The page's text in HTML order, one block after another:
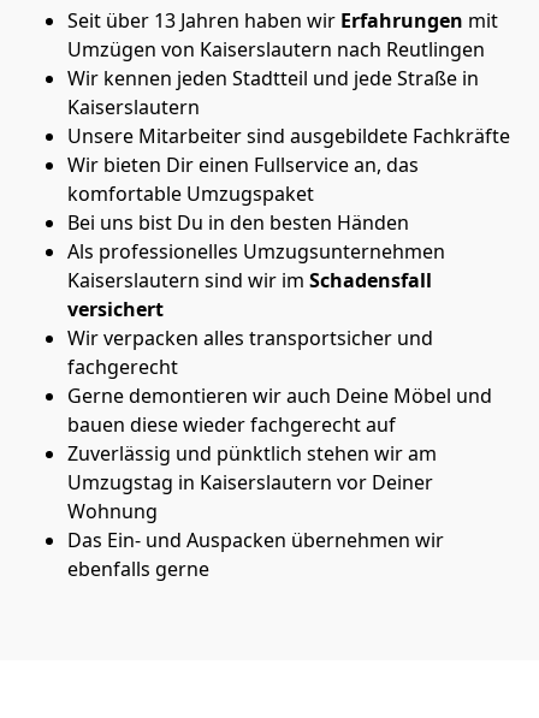
Seit über 13 Jahren haben wir Erfahrungen mit
Umzügen von Kaiserslautern nach Reutlingen
Wir kennen jeden Stadtteil und jede Straße in
Kaiserslautern
Unsere Mitarbeiter sind ausgebildete Fachkräfte
Wir bieten Dir einen Fullservice an, das
komfortable Umzugspaket
Bei uns bist Du in den besten Händen
Als professionelles Umzugsunternehmen
Kaiserslautern sind wir im Schadensfall
versichert
Wir verpacken alles transportsicher und
fachgerecht
Gerne demontieren wir auch Deine Möbel und
bauen diese wieder fachgerecht auf
Zuverlässig und pünktlich stehen wir am
Umzugstag in Kaiserslautern vor Deiner
Wohnung
Das Ein- und Auspacken übernehmen wir
ebenfalls gerne